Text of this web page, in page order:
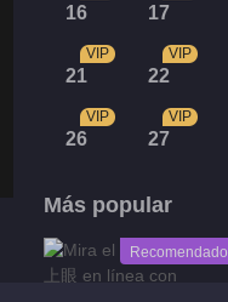
16 17
21
VIP
22
VIP
26
VIP
27
VIP
Más popular
Recomendado